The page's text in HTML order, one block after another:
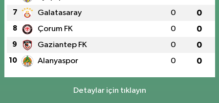
7 Galatasaray 0 0
8 Çorum FK 0 0
9 Gaziantep FK 0 0
10 Alanyaspor 0 0
Detaylar için tıklayın